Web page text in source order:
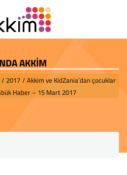
AKKİM
/ 2017 / Akkim ve KidZania’dan çocuklar
Haber – 15 Mart 2017